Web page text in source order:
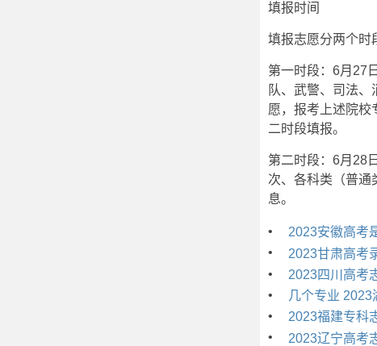
填报时间
填报志愿分两个时
第一时段：6月27
队、武警、司法
愿，报考上述院校
二时段填报。
第二时段：6月28
次、各科类（普通
息。
•
2023安徽高考
•
2023甘肃高考
•
2023四川高考
•
几个专业
•
2023福建专科
•
2023辽宁高考